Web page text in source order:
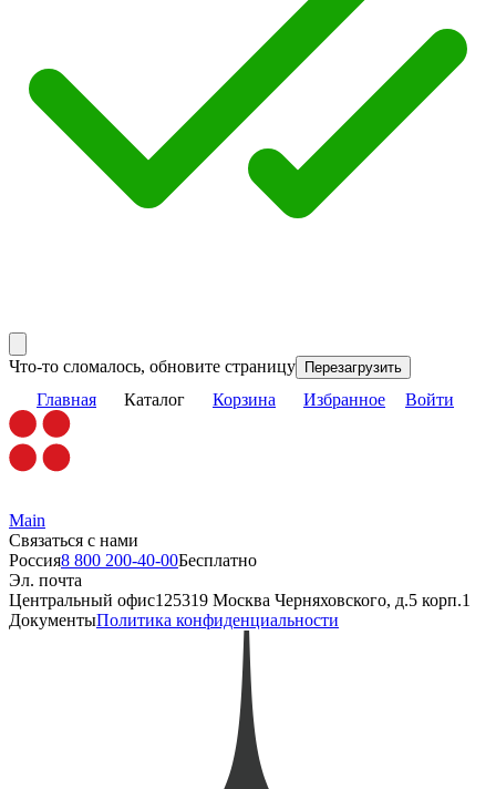
Что-то сломалось, обновите страницу Перезагрузить
Главная Каталог Корзина Избранное Войти
Main
Связаться с нами
Россия8 800 200-40-00Бесплатно
Эл. почта
Центральный офис125319 Москва Черняховского, д.5 корп.1
ДокументыПолитика конфиденциальности